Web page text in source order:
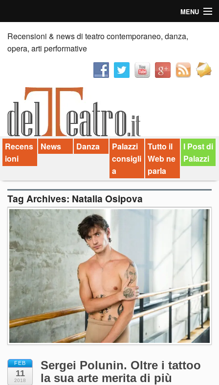
MENU
Home
Recensioni
News
Palazzi consiglia
Video
Chi siamo
Contatti
dT in English
Recensioni & news di teatro contemporaneo, danza,
opera, arti performative
Recens
ioni
News Danza
Palazzi
consigli
a
Tutto il
Web ne
parla
I Post di
Palazzi
Tag Archives: Natalia Osipova
FEB
11
2018
Sergei Polunin. Oltre i tattoo
la sua arte merita di più